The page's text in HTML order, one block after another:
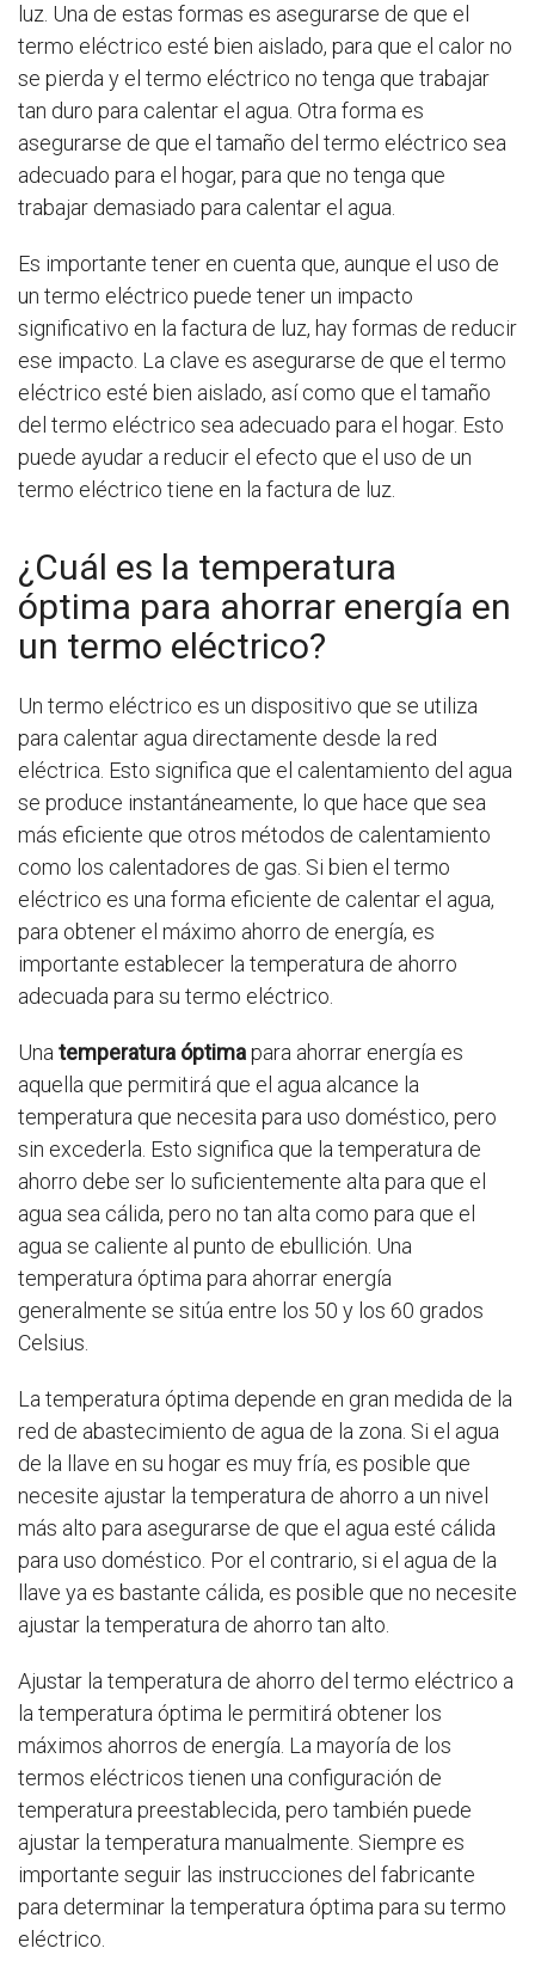
luz. Una de estas formas es asegurarse de que el
termo eléctrico esté bien aislado, para que el calor no
se pierda y el termo eléctrico no tenga que trabajar
tan duro para calentar el agua. Otra forma es
asegurarse de que el tamaño del termo eléctrico sea
adecuado para el hogar, para que no tenga que
trabajar demasiado para calentar el agua.
Es importante tener en cuenta que, aunque el uso de
un termo eléctrico puede tener un impacto
significativo en la factura de luz, hay formas de reducir
ese impacto. La clave es asegurarse de que el termo
eléctrico esté bien aislado, así como que el tamaño
del termo eléctrico sea adecuado para el hogar. Esto
puede ayudar a reducir el efecto que el uso de un
termo eléctrico tiene en la factura de luz.
¿Cuál es la temperatura
óptima para ahorrar energía en
un termo eléctrico?
Un termo eléctrico es un dispositivo que se utiliza
para calentar agua directamente desde la red
eléctrica. Esto significa que el calentamiento del agua
se produce instantáneamente, lo que hace que sea
más eficiente que otros métodos de calentamiento
como los calentadores de gas. Si bien el termo
eléctrico es una forma eficiente de calentar el agua,
para obtener el máximo ahorro de energía, es
importante establecer la temperatura de ahorro
adecuada para su termo eléctrico.
Una temperatura óptimapara ahorrar energía es
aquella que permitirá que el agua alcance la
temperatura que necesita para uso doméstico, pero
sin excederla. Esto significa que la temperatura de
ahorro debe ser lo suficientemente alta para que el
agua sea cálida, pero no tan alta como para que el
agua se caliente al punto de ebullición. Una
temperatura óptima para ahorrar energía
generalmente se sitúa entre los 50 y los 60 grados
Celsius.
La temperatura óptima depende en gran medida de la
red de abastecimiento de agua de la zona. Si el agua
de la llave en su hogar es muy fría, es posible que
necesite ajustar la temperatura de ahorro a un nivel
más alto para asegurarse de que el agua esté cálida
para uso doméstico. Por el contrario, si el agua de la
llave ya es bastante cálida, es posible que no necesite
ajustar la temperatura de ahorro tan alto.
Ajustar la temperatura de ahorro del termo eléctrico a
la temperatura óptima le permitirá obtener los
máximos ahorros de energía. La mayoría de los
termos eléctricos tienen una configuración de
temperatura preestablecida, pero también puede
ajustar la temperatura manualmente. Siempre es
importante seguir las instrucciones del fabricante
para determinar la temperatura óptima para su termo
eléctrico.